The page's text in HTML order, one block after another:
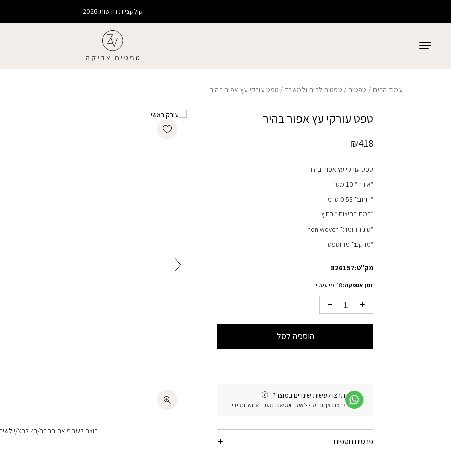
קולקציות חדשות 2026
עמוד הבית/ טפטים / טפטים לבית ולמשרד/ טפט עורקי עץ אפור בהיר
טפט עורקי עץ אפור בהיר
₪418
טפט עורקי עץ אפור בהיר
*אורך:* 10 מטר
*רוחב:* 0.53 ס”מ
*רמת רחיצות:* רחיץ
*סוג החומר:* non woven
*מרקם:* מחוספס
מק"ט:826157
זמן אספקה:18 ימי עסקים
הוספה לסל
תרצו לעשות שינויים במוצר?
לחצו כאן, וכנסו לצ׳אט בווטסאפ. מענה אנושי ומיידי!
פרטים נוספים
Add wishlist
רוצה לשתף את החבר/ה? לחצ/י